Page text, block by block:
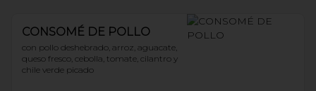
CONSOMÉ DE POLLO
con pollo deshebrado, arroz, aguacate,
queso fresco, cebolla, tomate, cilantro y
chile verde picado